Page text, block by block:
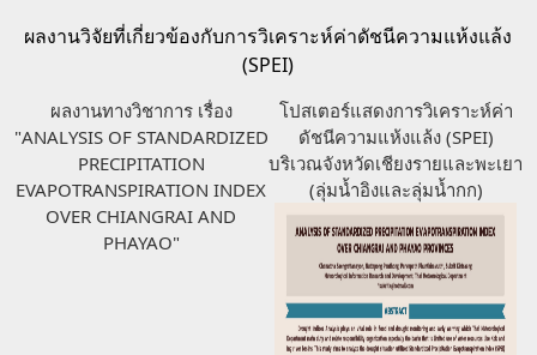
ผลงานวิจัยที่เกี่ยวข้องกับการวิเคราะห์ค่าดัชนีความแห้งแล้ง
(SPEI)
ผลงานทางวิชาการ เรื่อง
"ANALYSIS OF STANDARDIZED
PRECIPITATION
EVAPOTRANSPIRATION INDEX
OVER CHIANGRAI AND
PHAYAO"
โปสเตอร์แสดงการวิเคราะห์ค่า
ดัชนีความแห้งแล้ง (SPEI)
บริเวณจังหวัดเชียงรายและพะเยา
(ลุ่มน้ำอิงและลุ่มน้ำกก)